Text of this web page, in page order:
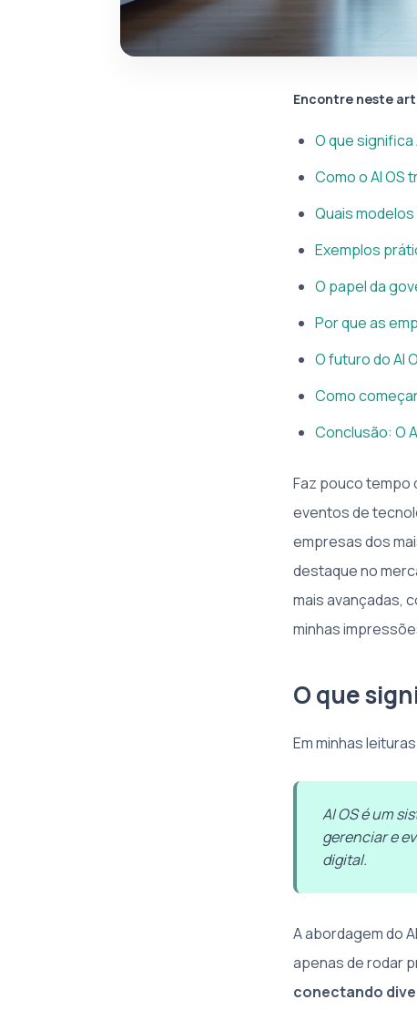
Encontre neste
O que significa
Como o AI OS
Quais
Exemplos
O papel da
Por que as
O futuro do AI
Como
Conclusão: O
Faz pouco tempo
eventos de
empresas dos
destaque no
mais avançadas,
minhas
O que
Em minhas
AI OS é um
gerenciar e
digital.
A abordagem do
apenas de rodar
conectando